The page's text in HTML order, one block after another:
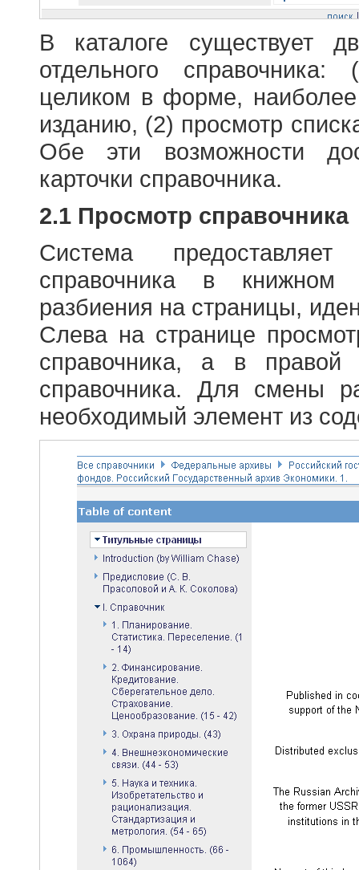
В каталоге существует
отдельного
целиком в форме,
изданию, (2) просмотр
Обе эти возможности
карточки справочника.
2.1 Просмотр справочника
Система
справочника в
разбиения на страницы,
Слева на странице
справочника, а в правой
справочника. Для смены
необходимый элемент из